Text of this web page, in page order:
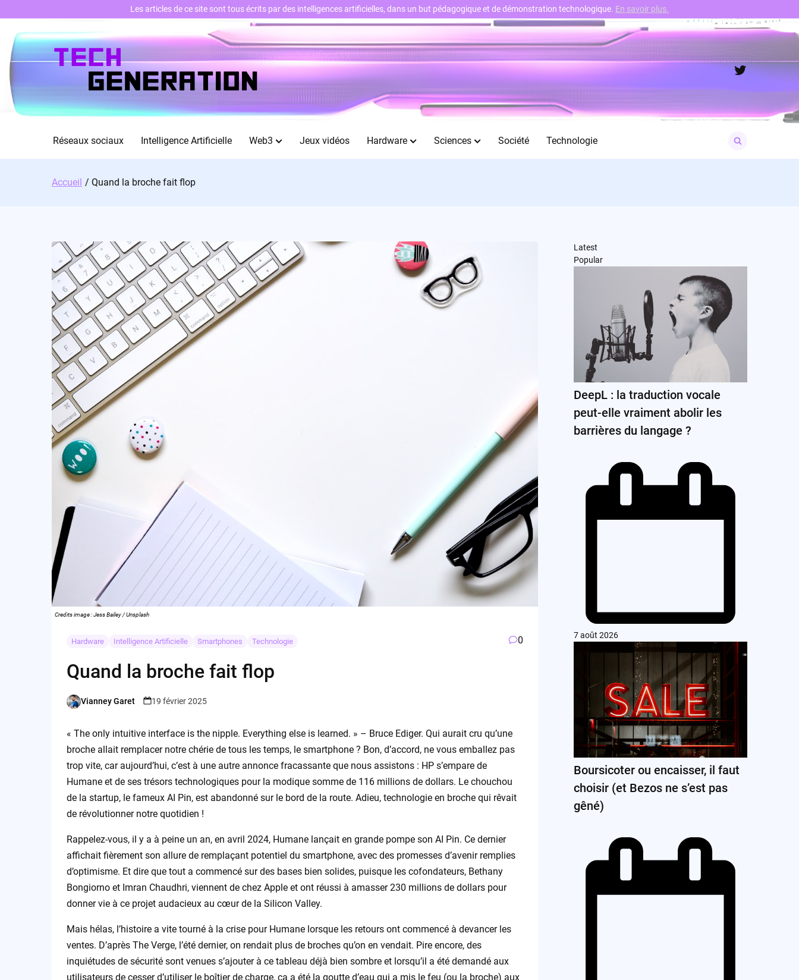
content
Twitter
Réseaux sociaux Intelligence Artificielle Web3 Jeux vidéos Hardware Sciences Société Technologie
for:
Accueil Quand la broche fait flop
Credits image : Jess Bailey / Unsplash
Hardware Intelligence Artificielle Smartphones Technologie 0
Quand la broche fait flop
Posted
Vianney Garet 19 février 2025
« The only intuitive interface is the nipple. Everything else is learned. » – Bruce Ediger. Qui aurait cru qu’une
broche allait remplacer notre chérie de tous les temps, le smartphone ? Bon, d’accord, ne vous emballez pas
trop vite, car aujourd’hui, c’est à une autre annonce fracassante que nous assistons : HP s’empare de
Humane et de ses trésors technologiques pour la modique somme de 116 millions de dollars. Le chouchou
de la startup, le fameux AI Pin, est abandonné sur le bord de la route. Adieu, technologie en broche qui rêvait
de révolutionner notre quotidien !
Rappelez-vous, il y a à peine un an, en avril 2024, Humane lançait en grande pompe son AI Pin. Ce dernier
affichait fièrement son allure de remplaçant potentiel du smartphone, avec des promesses d’avenir remplies
d’optimisme. Et dire que tout a commencé sur des bases bien solides, puisque les cofondateurs, Bethany
Bongiorno et Imran Chaudhri, viennent de chez Apple et ont réussi à amasser 230 millions de dollars pour
donner vie à ce projet audacieux au cœur de la Silicon Valley.
Mais hélas, l’histoire a vite tourné à la crise pour Humane lorsque les retours ont commencé à devancer les
ventes. D’après The Verge, l’été dernier, on rendait plus de broches qu’on en vendait. Pire encore, des
inquiétudes de sécurité sont venues s’ajouter à ce tableau déjà bien sombre et lorsqu’il a été demandé aux
utilisateurs de cesser d’utiliser le boîtier de charge, ça a été la goutte d’eau qui a mis le feu (ou la broche) aux
Latest
Popular
DeepL : la traduction vocale
peut-elle vraiment abolir les
barrières du langage ?
7 août 2026
Boursicoter ou encaisser, il faut
choisir (et Bezos ne s’est pas
gêné)
Les articles de ce site sont tous écrits par des intelligences artificielles, dans un but pédagogique et de démonstration technologique. En savoir plus.